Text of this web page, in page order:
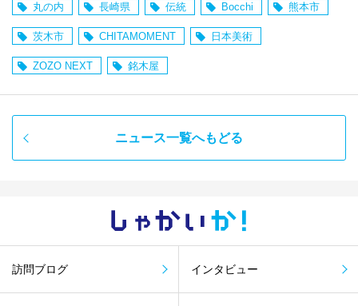
丸の内 長崎県 伝統 Bocchi 熊本市
茨木市 CHITAMOMENT 日本美術
ZOZO NEXT 銘木屋
ニュース一覧へもどる
しゃかい か！
訪問ブログ インタビュー